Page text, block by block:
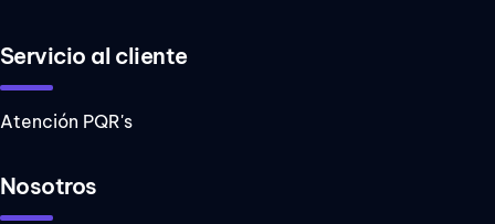
Servicio al cliente
Atención PQR's
Nosotros